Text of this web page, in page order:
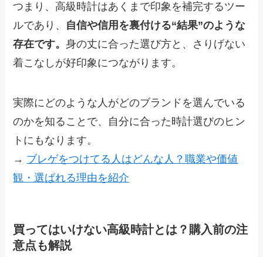
つまり、高級時計はあくまで印象を補完するツー
ルであり、 自信や信用を裏付ける“結果”のような
存在です。身の丈に合った選び方と、さりげない
着こなしが好印象につながります。
実際にどのような人がどのブランドを選んでいる
のかを知ることで、自分に合った時計選びのヒン
トにもなります。
→ ブレゲをつけてる人はどんな人？職業や価値
観・選ばれる理由を紹介
買ってはいけない高級時計とは？購入前の注
意点も解説